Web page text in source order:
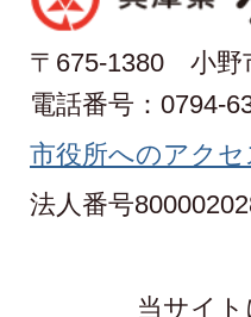
〒675-1380 小野
電話番号：0794-
市役所へのアク
法人番号
当サイ